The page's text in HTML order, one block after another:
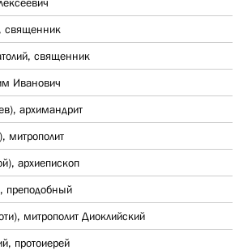
священник
священник
Иванович
архимандрит
митрополит
архиепископ
преподобный
митрополит Диоклийский
протоиерей